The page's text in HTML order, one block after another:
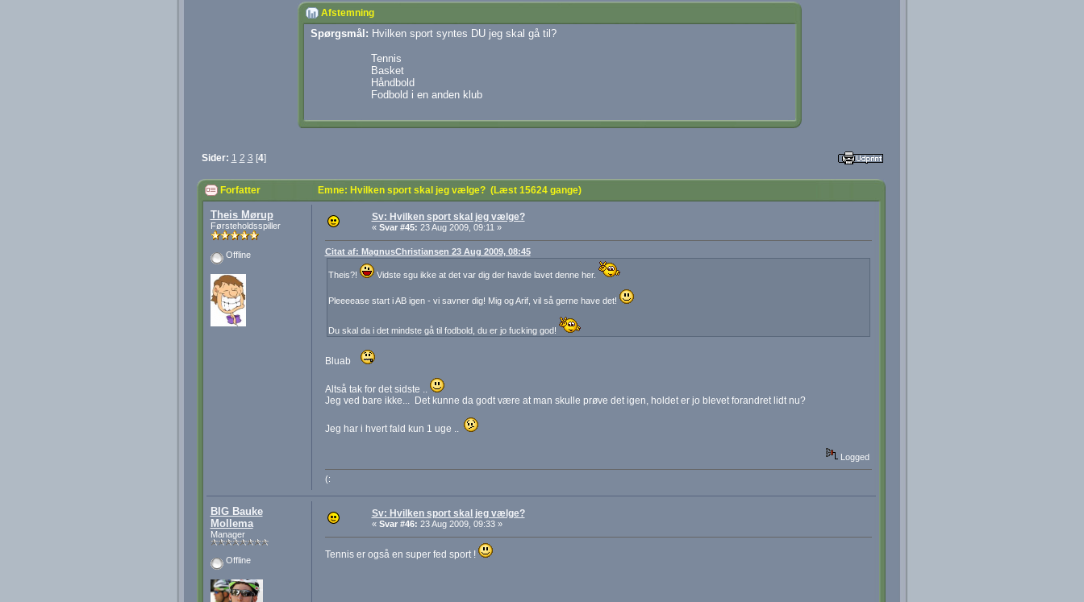
Afstemning
Spørgsmål: Hvilken sport syntes DU jeg skal gå til?
Tennis
Basket
Håndbold
Fodbold i en anden klub
Sider: 1 2 3 [4]
Forfatter Emne: Hvilken sport skal jeg vælge? (Læst 15624 gange)
Theis Mørup
Førsteholdsspiller
Offline
Sv: Hvilken sport skal jeg vælge?
« Svar #45: 23 Aug 2009, 09:11 »
Citat af: MagnusChristiansen 23 Aug 2009, 08:45
Theis?! Vidste sgu ikke at det var dig der havde lavet denne her.
Pleeeease start i AB igen - vi savner dig! Mig og Arif, vil så gerne have det!
Du skal da i det mindste gå til fodbold, du er jo fucking god!
Bluab
Altså tak for det sidste ..
Jeg ved bare ikke... Det kunne da godt være at man skulle prøve det igen, holdet er jo blevet forandret lidt nu?
Jeg har i hvert fald kun 1 uge ..
Logged
(:
BIG Bauke
Mollema
Manager
Offline
Sv: Hvilken sport skal jeg vælge?
« Svar #46: 23 Aug 2009, 09:33 »
Tennis er også en super fed sport !